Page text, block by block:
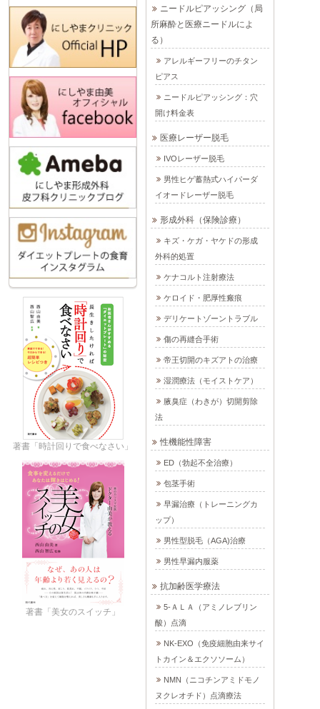
ニードルピアッシング（局
所麻酔と医療ニードルによ
る）
アレルギーフリーのチタン
ピアス
ニードルピアッシング：穴
開け料金表
医療レーザー脱毛
IVOレーザー脱毛
男性ヒゲ蓄熱式ハイパーダ
イオードレーザー脱毛
形成外科（保険診療）
キズ・ケガ・ヤケドの形成
外科的処置
ケナコルト注射療法
ケロイド・肥厚性瘢痕
デリケートゾーントラブル
傷の再縫合手術
帝王切開のキズアトの治療
湿潤療法（モイストケア）
腋臭症（わきが）切開剪除
法
性機能性障害
ED（勃起不全治療）
包茎手術
早漏治療（トレーニングカ
ップ）
男性型脱毛（AGA)治療
男性早漏内服薬
抗加齢医学療法
5-ＡＬＡ（アミノレブリン
酸）点滴
NK-EXO（免疫細胞由来サイ
トカイン＆エクソソーム）
NMN（ニコチンアミドモノ
ヌクレオチド）点滴療法
著書「時計回りで食べなさい」
著書「美女のスイッチ」